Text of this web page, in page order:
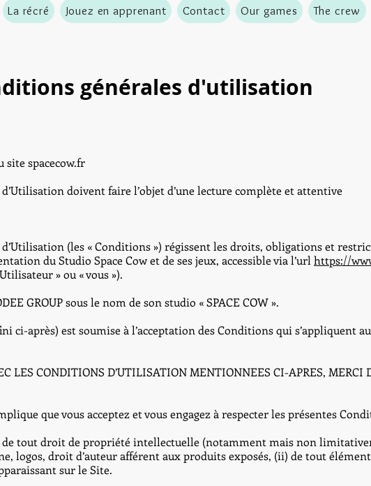
générales d'utilisation
site spacecow.fr
doivent faire l’objet d’une lecture complète et attentive
(les « Conditions ») régissent les droits, obligations et
du Studio Space Cow et de ses jeux, accessible via l’url https://
» ou « vous »).
GROUP sous le nom de son studio « SPACE COW ».
ci-après) est soumise à l’acceptation des Conditions qui s’appliquent
LES CONDITIONS D’UTILISATION MENTIONNEES CI-APRES, MERCI
que vous acceptez et vous engagez à respecter les présentes
de tout droit de propriété intellectuelle (notamment mais non
logos, droit d’auteur afférent aux produits exposés, (ii) de tout
sur le Site.
La récré Jouez en apprenant Contact Our games The crew